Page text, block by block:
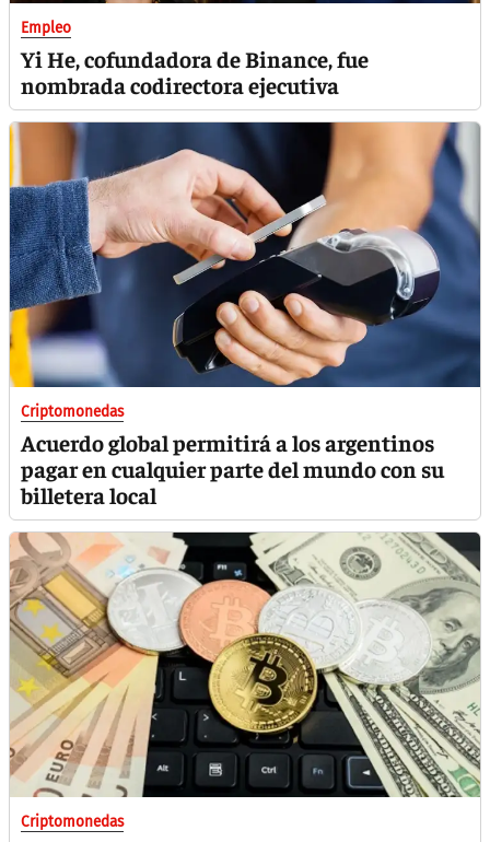
Empleo
Yi He, cofundadora de Binance, fue
nombrada codirectora ejecutiva
Criptomonedas
Acuerdo global permitirá a los argentinos
pagar en cualquier parte del mundo con su
billetera local
Criptomonedas